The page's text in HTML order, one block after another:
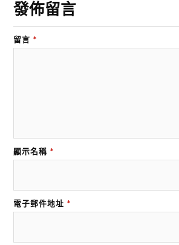
發佈留言
留言 *
顯示名稱 *
電子郵件地址 *